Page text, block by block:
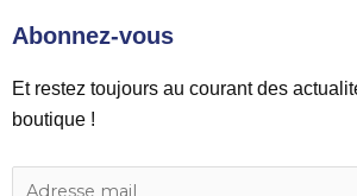
Abonnez-vous
Et restez toujours au courant des
boutique !